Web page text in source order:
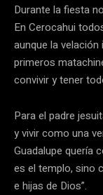
Durante la fiesta
En Cerocahui
aunque la
primeros
convivir y tener
Para el padre
y vivir como una
Guadalupe quería
es el templo, sino
e hijas de Dios”.